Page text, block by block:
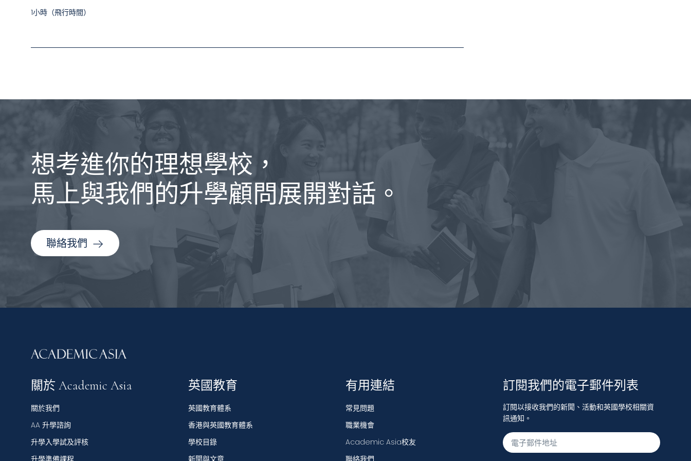
1小時（飛行時間）
想考進你的理想學校，
馬上與我們的升學顧問展開對話。
聯絡我們
關於 Academic Asia
關於我們
AA 升學諮詢
升學入學試及評核
升學準備課程
英國教育
英國教育體系
香港與英國教育體系
學校目錄
新聞與文章
有用連結
常見問題
職業機會
Academic Asia校友
聯絡我們
訂閱我們的電子郵件列表
訂閱以接收我們的新聞、活動和英國學校相關資
訊通知。